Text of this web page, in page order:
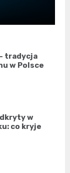
tradycja
w Polsce
w
co kryje